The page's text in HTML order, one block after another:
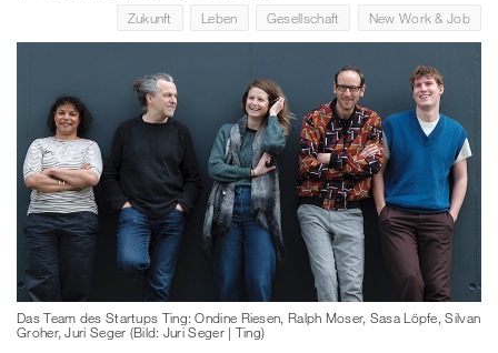
Zukunft
Leben Gesellschaft New Work & Job
Das Team des Startups Ting: Ondine Riesen, Ralph Moser, Sasa Löpfe, Silvan
Groher, Juri Seger (Bild: Juri Seger | Ting)